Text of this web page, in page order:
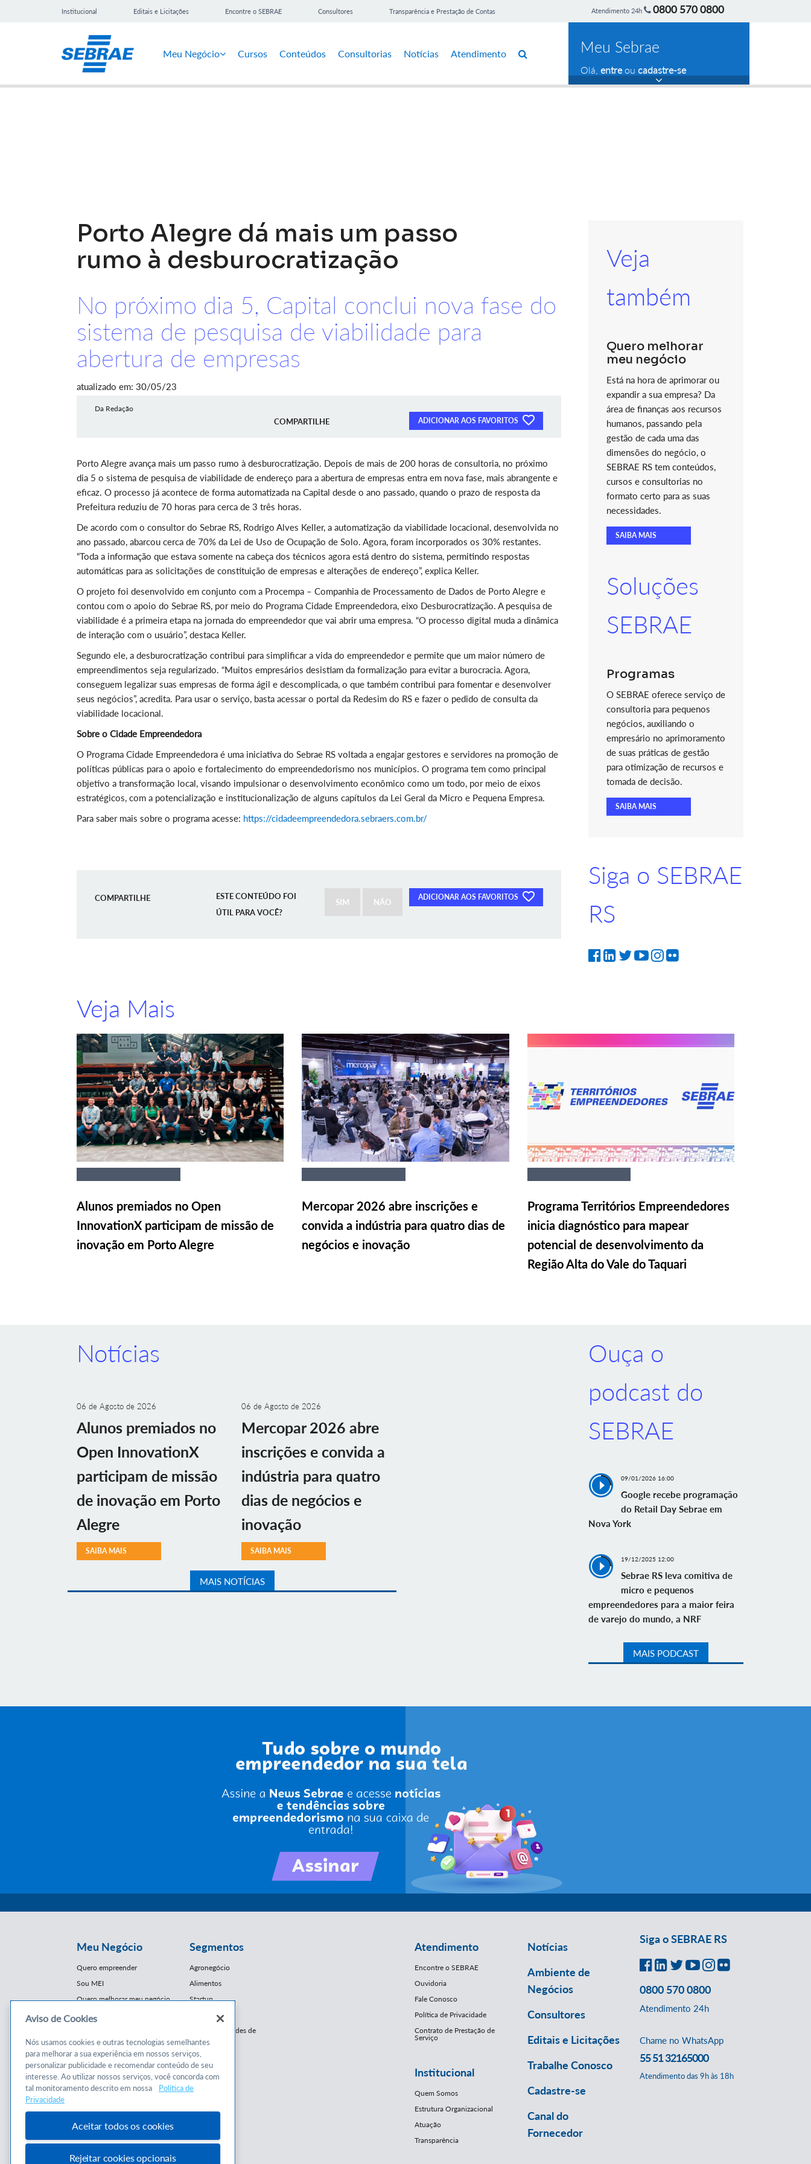
Institucional Editais e Licitações Encontre o SEBRAE Consultores Transparência e Prestação de Contas Atendimento 24h 0800 570 0800
Meu Negócio Cursos Conteúdos Consultorias Notícias Atendimento Meu Sebrae
Olá, entreou cadastre-se
Porto Alegre dá mais um passo
rumo à desburocratização
No próximo dia 5, Capital conclui nova fase do
sistema de pesquisa de viabilidade para
abertura de empresas
atualizado em: 30/05/23
Da Redação
COMPARTILHE ADICIONAR AOS FAVORITOS
Porto Alegre avança mais um passo rumo à desburocratização. Depois de mais de 200 horas de consultoria, no próximo
dia 5 o sistema de pesquisa de viabilidade de endereço para a abertura de empresas entra em nova fase, mais abrangente e
eficaz. O processo já acontece de forma automatizada na Capital desde o ano passado, quando o prazo de resposta da
Prefeitura reduziu de 70 horas para cerca de 3 três horas.
De acordo com o consultor do Sebrae RS, Rodrigo Alves Keller, a automatização da viabilidade locacional, desenvolvida no
ano passado, abarcou cerca de 70% da Lei de Uso de Ocupação de Solo. Agora, foram incorporados os 30% restantes.
“Toda a informação que estava somente na cabeça dos técnicos agora está dentro do sistema, permitindo respostas
automáticas para as solicitações de constituição de empresas e alterações de endereço”, explica Keller.
O projeto foi desenvolvido em conjunto com a Procempa – Companhia de Processamento de Dados de Porto Alegre e
contou com o apoio do Sebrae RS, por meio do Programa Cidade Empreendedora, eixo Desburocratização. A pesquisa de
viabilidade é a primeira etapa na jornada do empreendedor que vai abrir uma empresa. “O processo digital muda a dinâmica
de interação com o usuário”, destaca Keller.
Segundo ele, a desburocratização contribui para simplificar a vida do empreendedor e permite que um maior número de
empreendimentos seja regularizado. “Muitos empresários desistiam da formalização para evitar a burocracia. Agora,
conseguem legalizar suas empresas de forma ágil e descomplicada, o que também contribui para fomentar e desenvolver
seus negócios”, acredita. Para usar o serviço, basta acessar o portal da Redesim do RS e fazer o pedido de consulta da
viabilidade locacional.
Sobre o Cidade Empreendedora
O Programa Cidade Empreendedora é uma iniciativa do Sebrae RS voltada a engajar gestores e servidores na promoção de
políticas públicas para o apoio e fortalecimento do empreendedorismo nos municípios. O programa tem como principal
objetivo a transformação local, visando impulsionar o desenvolvimento econômico como um todo, por meio de eixos
estratégicos, com a potencialização e institucionalização de alguns capítulos da Lei Geral da Micro e Pequena Empresa.
Para saber mais sobre o programa acesse: https://cidadeempreendedora.sebraers.com.br/
COMPARTILHE ADICIONAR AOS FAVORITOS
ESTE CONTEÚDO FOI
ÚTIL PARA VOCÊ?
SIM NÃO
Veja
também
Quero melhorar
meu negócio
Está na hora de aprimorar ou
expandir a sua empresa? Da
área de finanças aos recursos
humanos, passando pela
gestão de cada uma das
dimensões do negócio, o
SEBRAE RS tem conteúdos,
cursos e consultorias no
formato certo para as suas
necessidades.
SAIBA MAIS
Soluções
SEBRAE
Programas
O SEBRAE oferece serviço de
consultoria para pequenos
negócios, auxiliando o
empresário no aprimoramento
de suas práticas de gestão
para otimização de recursos e
tomada de decisão.
SAIBA MAIS
Siga o SEBRAE
RS
Veja Mais
Alunos premiados no Open
InnovationX participam de missão de
inovação em Porto Alegre
Mercopar 2026 abre inscrições e
convida a indústria para quatro dias de
negócios e inovação
Programa Territórios Empreendedores
inicia diagnóstico para mapear
potencial de desenvolvimento da
Região Alta do Vale do Taquari
Notícias
06 de Agosto de 2026
Alunos premiados no
Open InnovationX
participam de missão
de inovação em Porto
Alegre
SAIBA MAIS
06 de Agosto de 2026
Mercopar 2026 abre
inscrições e convida a
indústria para quatro
dias de negócios e
inovação
SAIBA MAIS
MAIS NOTÍCIAS
Ouça o
podcast do
SEBRAE
09/01/2026 16:00
Google recebe programação
do Retail Day Sebrae em
Nova York
19/12/2025 12:00
Sebrae RS leva comitiva de
micro e pequenos
empreendedores para a maior feira
de varejo do mundo, a NRF
MAIS PODCAST
Meu Negócio
Quero empreender
Sou MEI
Quero melhorar meu negócio
Conteúdos
Cursos
Consultorias
Segmentos
Agronegócio
Alimentos
Startup
E-Commerce
Franquias / Redes de
Cooperação
Moda
Moveleiro
Saúde
Mercopar
Atendimento
Encontre o SEBRAE
Ouvidoria
Fale Conosco
Política de Privacidade
Contrato de Prestação de
Serviço
Institucional
Quem Somos
Estrutura Organizacional
Atuação
Transparência
Notícias
Ambiente de
Negócios
Consultores
Editais e Licitações
Trabalhe Conosco
Cadastre-se
Canal do
Fornecedor
Siga o SEBRAE RS
0800 570 0800
Atendimento 24h
Chame no WhatsApp
55 51 32165000
Atendimento das 9h às 18h
Aviso de Cookies
Nós usamos cookies e outras tecnologias semelhantes
para melhorar a sua experiência em nossos serviços,
personalizar publicidade e recomendar conteúdo de seu
interesse. Ao utilizar nossos serviços, você concorda com
tal monitoramento descrito em nossa
Política de
Privacidade
Aceitar todos os cookies
Rejeitar cookies opcionais